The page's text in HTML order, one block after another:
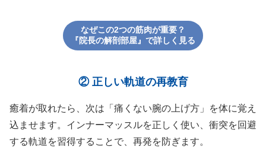
なぜこの2つの筋肉が重要？
『院長の解剖部屋』で詳しく見る
② 正しい軌道の再教育
癒着が取れたら、次は「痛くない腕の上げ方」を体に覚え
込ませます。インナーマッスルを正しく使い、衝突を回避
する軌道を習得することで、再発を防ぎます。